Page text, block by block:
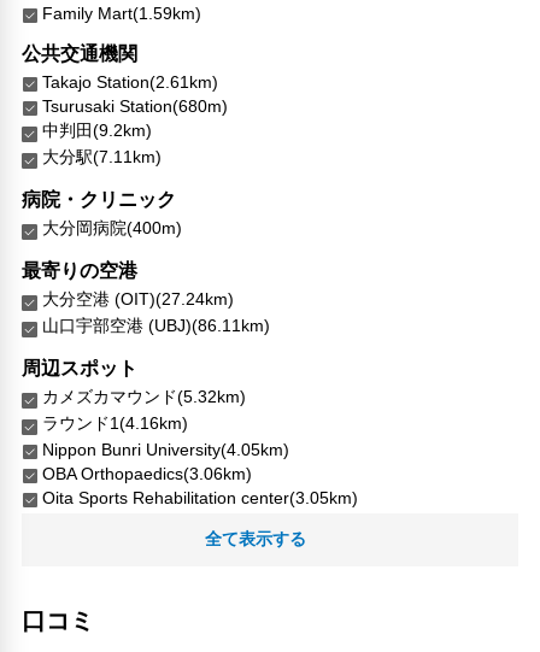
車椅子OK
対応言語
日本語
その他サービス
24時間フロント対応
セーフティボックス（フロント）
自転車レンタル
24時間セキュリティ
コインランドリー
郵便サービス
リネン・衣類の湯洗い
共用筆記用具の設置なし
Family Mart(1.59km)
公共交通機関
Takajo Station(2.61km)
Tsurusaki Station(680m)
中判田(9.2km)
大分駅(7.11km)
病院・クリニック
大分岡病院(400m)
最寄りの空港
大分空港 (OIT)(27.24km)
山口宇部空港 (UBJ)(86.11km)
周辺スポット
カメズカマウンド(5.32km)
ラウンド1(4.16km)
Nippon Bunri University(4.05km)
OBA Orthopaedics(3.06km)
Oita Sports Rehabilitation center(3.05km)
パークプレイス大分(5.28km)
全て表示する
口コミ